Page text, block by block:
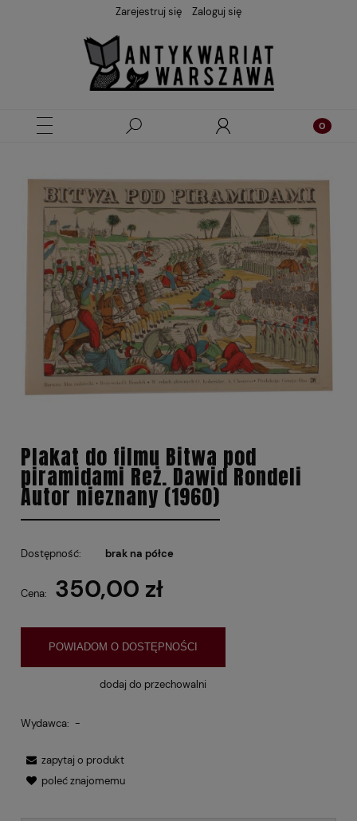
Zarejestruj się Zaloguj się
Plakat do filmu Bitwa pod
piramidami Reż. Dawid Rondeli
Autor nieznany (1960)
Dostępność: brak na półce
Cena: 350,00 zł
POWIADOM O DOSTĘPNOŚCI
dodaj do przechowalni
Wydawca: -
zapytaj o produkt
poleć znajomemu